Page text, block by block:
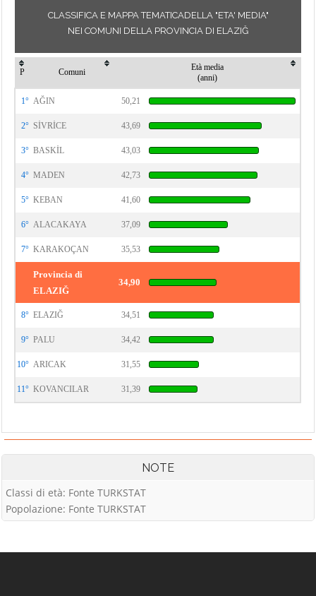
CLASSIFICA E MAPPA TEMATICADELLA "ETA' MEDIA"
NEI COMUNI DELLA PROVINCIA DI ELAZIĞ
P Comuni
Età media
(anni)
1° AĞIN 50,21
2° SİVRİCE 43,69
3° BASKİL 43,03
4° MADEN 42,73
5° KEBAN 41,60
6° ALACAKAYA 37,09
7° KARAKOÇAN 35,53
Provincia di
ELAZIĞ
34,90
8° ELAZIĞ 34,51
9° PALU 34,42
10° ARICAK 31,55
11° KOVANCILAR 31,39
NOTE
Classi di età: Fonte TURKSTAT
Popolazione: Fonte TURKSTAT